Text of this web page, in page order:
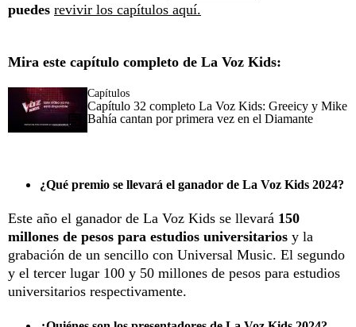
puedes revivir los capítulos aquí.
Mira este capítulo completo de La Voz Kids:
Capítulos
Capítulo 32 completo La Voz Kids: Greeicy y Mike
Bahía cantan por primera vez en el Diamante
¿Qué premio se llevará el ganador de La Voz Kids 2024?
Este año el ganador de La Voz Kids se llevará 150
millones de pesos para estudios universitarios y la
grabación de un sencillo con Universal Music. El segundo
y el tercer lugar 100 y 50 millones de pesos para estudios
universitarios respectivamente.